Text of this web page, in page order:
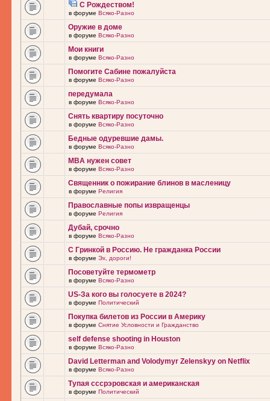
С Рождеством!
в форуме Всяко-Разно
Оружие в доме
в форуме Всяко-Разно
Мои книги
в форуме Всяко-Разно
Помогите Сабине пожалуйста
в форуме Всяко-Разно
передумала
в форуме Всяко-Разно
Снять квартиру посуточно
в форуме Всяко-Разно
Бедные одуревшие дамы.
в форуме Всяко-Разно
MBA нужен совет
в форуме Всяко-Разно
Священник о пожирание блинов в масленицу
в форуме Религия
Православные попы извращенцы
в форуме Религия
Дубай, срочно
в форуме Всяко-Разно
С Гринкой в Россию. Не гражданка России
в форуме Эх, дороги!
Посоветуйте термометр
в форуме Всяко-Разно
US-За кого вы голосуете в 2024?
в форуме Политический
Покупка билетов из России в Америку
в форуме Снятие Условности и Гражданство
self defense shooting in Houston
в форуме Всяко-Разно
David Letterman and Volodymyr Zelenskyy on Netflix
в форуме Всяко-Разно
Тупая сссрэровская и американская
в форуме Политический